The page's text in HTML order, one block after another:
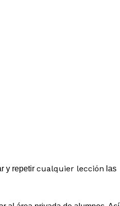
y repetir cualquier lección las